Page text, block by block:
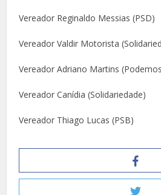
Vereador Reginaldo Messias (PSD)
Vereador Valdir Motorista
Vereador Adriano Martins
Vereador Canídia (Solidariedade)
Vereador Thiago Lucas (PSB)